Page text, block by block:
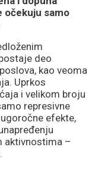
očekuju samo
deo
kao veoma
Uprkos
i velikom broju
represivne
efekte,
aktivnostima –